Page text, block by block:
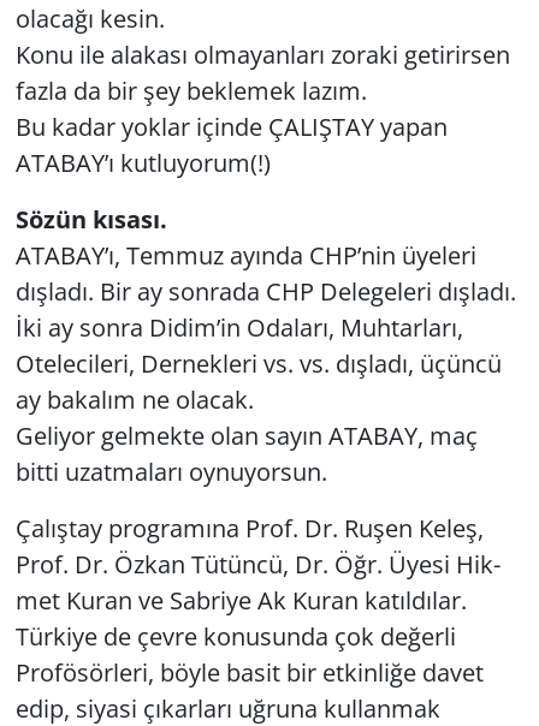
olacağı kesin.
Konu ile alakası olmayanları zoraki getirirsen
fazla da bir şey beklemek lazım.
Bu kadar yoklar içinde ÇALIŞTAY yapan
ATABAY’ı kutluyorum(!)
Sözün kısası.
ATABAY’ı, Temmuz ayında CHP’nin üyeleri
dışladı. Bir ay sonrada CHP Delegeleri dışladı.
İki ay sonra Didim’in Odaları, Muhtarları,
Otelecileri, Dernekleri vs. vs. dışladı, üçüncü
ay bakalım ne olacak.
Geliyor gelmekte olan sayın ATABAY, maç
bitti uzatmaları oynuyorsun.
Ça­lış­tay prog­ra­mına Prof. Dr. Ruşen Keleş,
Prof. Dr. Özkan Tü­tün­cü, Dr. Öğr. Üyesi Hik­
met Kuran ve Sab­ri­ye Ak Kuran katıldılar.
Türkiye de çevre konusunda çok değerli
Profösörleri, böyle basit bir etkinliğe davet
edip, siyasi çıkarları uğruna kullanmak